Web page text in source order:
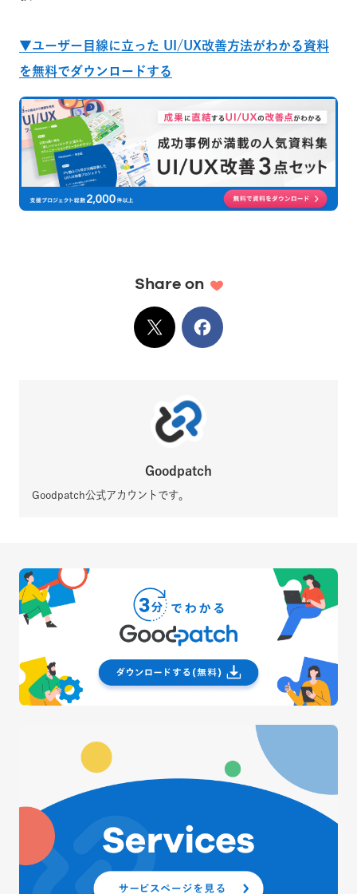
▼ユーザー目線に立った UI/UX改善方法がわかる資料
を無料でダウンロードする
Share on
XでシェアFacebook
Goodpatch
Goodpatch公式アカウントです。